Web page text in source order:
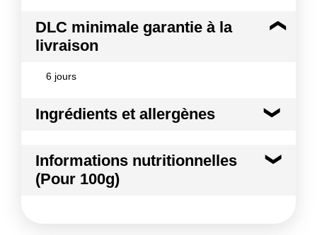
DLC minimale garantie à la
livraison
6 jours
Ingrédients et allergènes
TOMATE
Conformément aux informations transmises
Informations nutritionnelles
(Pour 100g)